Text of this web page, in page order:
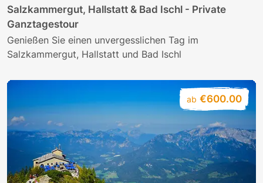
Salzkammergut, Hallstatt & Bad Ischl - Private
Ganztagestour
Genießen Sie einen unvergesslichen Tag im
Salzkammergut, Hallstatt und Bad Ischl
ab €600.00